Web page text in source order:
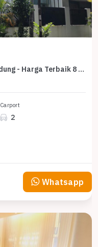
Rumah Area Luxury Turangga, Bandung - Harga Terbaik 8 Miliar
Carport
2
Whatsapp